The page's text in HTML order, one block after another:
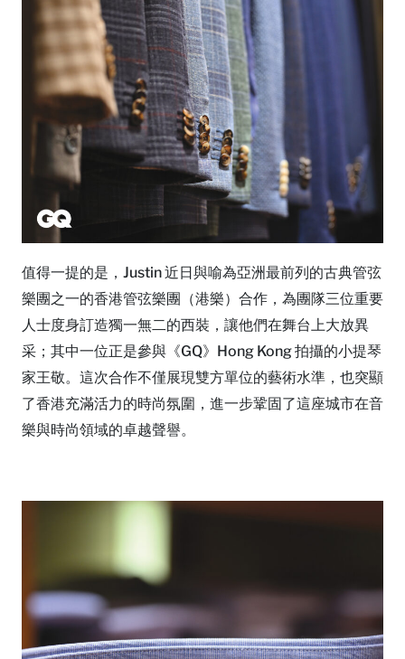
值得一提的是，Justin 近日與喻為亞洲最前列的古典管弦
樂團之一的香港管弦樂團（港樂）合作，為團隊三位重要
人士度身訂造獨一無二的西裝，讓他們在舞台上大放異
采；其中一位正是參與《GQ》Hong Kong 拍攝的小提琴
家王敬。這次合作不僅展現雙方單位的藝術水準，也突顯
了香港充滿活力的時尚氛圍，進一步鞏固了這座城市在音
樂與時尚領域的卓越聲譽。